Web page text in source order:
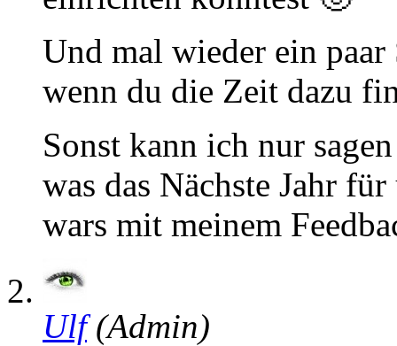
Und mal wieder ein
wenn du die Zeit dazu
Sonst kann ich nur
was das Nächste Jahr
wars mit meinem
Ulf (Admin)